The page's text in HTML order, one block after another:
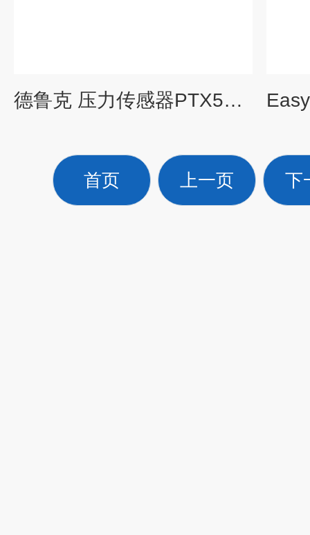
德鲁克 压力传感器PTX5072-TC-A1-CA-H0-PA
首页 上一页 下